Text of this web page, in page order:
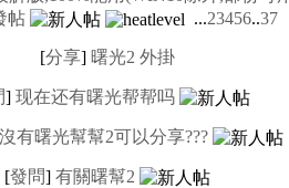
帖
...23456..37
[分享] 曙光2 外掛
] 现在还有曙光帮帮吗
有曙光幫幫2可以分享???
[發問] 有關曙幫2